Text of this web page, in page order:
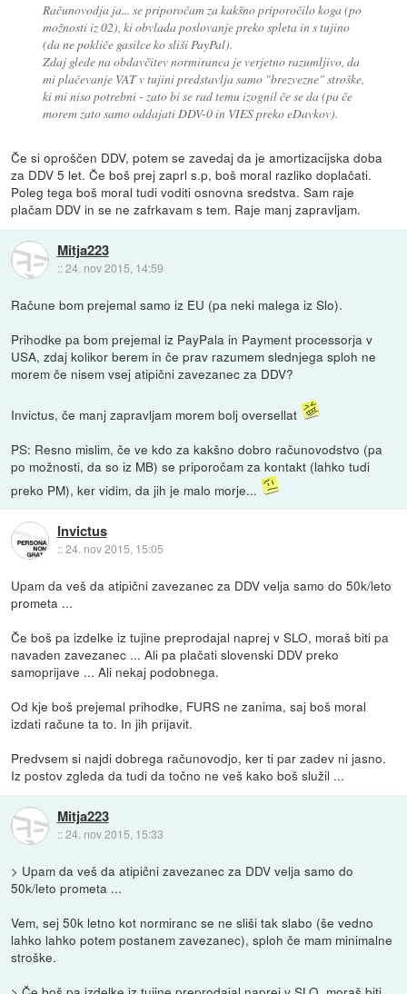
Računovodja ja... se priporočam za kakšno priporočilo koga (po
možnosti iz 02), ki obvlada poslovanje preko spleta in s tujino
(da ne pokliče gasilce ko sliši PayPal).
Zdaj glede na obdavčitev normiranca je verjetno razumljivo, da
mi plačevanje VAT v tujini predstavlja samo "brezvezne" stroške,
ki mi niso potrebni - zato bi se rad temu izognil če se da (pa če
morem zato samo oddajati DDV-0 in VIES preko eDavkov).
Če si oproščen DDV, potem se zavedaj da je amortizacijska doba
za DDV 5 let. Če boš prej zaprl s.p, boš moral razliko doplačati.
Poleg tega boš moral tudi voditi osnovna sredstva. Sam raje
plačam DDV in se ne zafrkavam s tem. Raje manj zapravljam.
Mitja223
::24. nov 2015, 14:59
Račune bom prejemal samo iz EU (pa neki malega iz Slo).
Prihodke pa bom prejemal iz PayPala in Payment processorja v
USA, zdaj kolikor berem in če prav razumem slednjega sploh ne
morem če nisem vsej atipični zavezanec za DDV?
Invictus, če manj zapravljam morem bolj oversellat
PS: Resno mislim, če ve kdo za kakšno dobro računovodstvo (pa
po možnosti, da so iz MB) se priporočam za kontakt (lahko tudi
preko PM), ker vidim, da jih je malo morje...
Invictus
::24. nov 2015, 15:05
Upam da veš da atipični zavezanec za DDV velja samo do 50k/leto
prometa ...
Če boš pa izdelke iz tujine preprodajal naprej v SLO, moraš biti pa
navaden zavezanec ... Ali pa plačati slovenski DDV preko
samoprijave ... Ali nekaj podobnega.
Od kje boš prejemal prihodke, FURS ne zanima, saj boš moral
izdati račune ta to. In jih prijavit.
Predvsem si najdi dobrega računovodjo, ker ti par zadev ni jasno.
Iz postov zgleda da tudi da točno ne veš kako boš služil ...
Mitja223
::24. nov 2015, 15:33
> Upam da veš da atipični zavezanec za DDV velja samo do
50k/leto prometa ...
Vem, sej 50k letno kot normiranc se ne sliši tak slabo (še vedno
lahko lahko potem postanem zavezanec), sploh če mam minimalne
stroške.